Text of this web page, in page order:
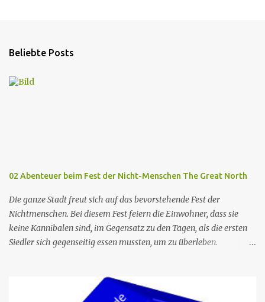
Beliebte Posts
02 Abenteuer beim Fest der Nicht-Menschen The Great North
Die ganze Stadt freut sich auf das bevorstehende Fest der
Nichtmenschen. Bei diesem Fest feiern die Einwohner, dass sie
keine Kannibalen sind, im Gegensatz zu den Tagen, als die ersten
Siedler sich gegenseitig essen mussten, um zu überleben.
des Festes, und so beschließt Ham, die neue Cake Lady zu werden,
um den Tag zu retten. Er hält dies vor seiner Familie geheim, die